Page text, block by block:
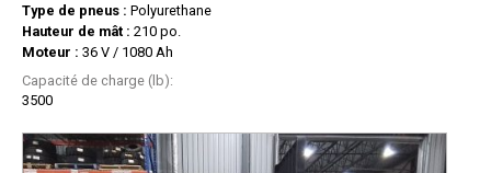
Type de pneus : Polyurethane
Hauteur de mât : 210 po.
Moteur : 36 V / 1080 Ah
Capacité de charge (lb):
3500